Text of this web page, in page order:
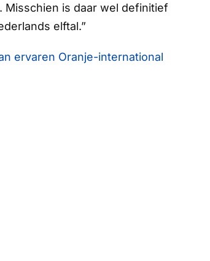
Misschien is daar wel definitief
elftal.”
ervaren Oranje-international